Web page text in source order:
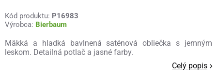
Kód produktu: P16983
Výrobca: Bierbaum
Mäkká a hladká bavlnená saténová obliečka s jemným
leskom. Detailná potlač a jasné farby.
Celý popis